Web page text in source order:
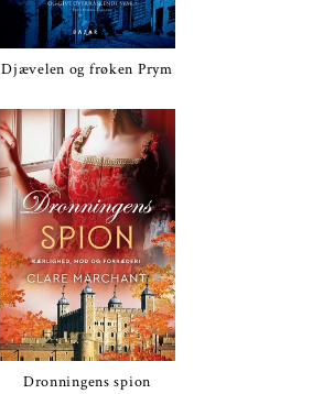
Djævelen og frøken Prym
Dronningens spion